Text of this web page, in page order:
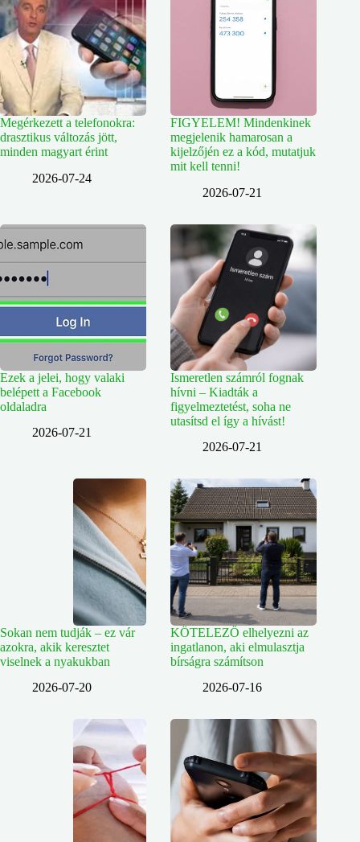
Megérkezett a telefonokra:
drasztikus változás jött,
minden magyart érint
2026-07-24
FIGYELEM! Mindenkinek
megjelenik hamarosan a
kijelzőjén ez a kód, mutatjuk
mit kell tenni!
2026-07-21
Ezek a jelei, hogy valaki
belépett a Facebook
oldaladra
2026-07-21
Ismeretlen számról fognak
hívni – Kiadták a
figyelmeztetést, soha ne
utasítsd el így a hívást!
2026-07-21
Sokan nem tudják – ez vár
azokra, akik keresztet
viselnek a nyakukban
2026-07-20
KÖTELEZŐ elhelyezni az
ingatlanon, aki elmulasztja
bírságra számítson
2026-07-16